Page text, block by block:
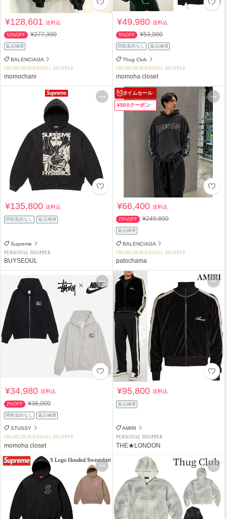
¥128,601送料込
53%OFF ¥277,300
返品補償
BALENCIAGA
PREMIUM PERSONAL SHOPPER
momochani
¥49,980送料込
5%OFF ¥53,000
関税負担なし 返品補償
Thug Club
PREMIUM PERSONAL SHOPPER
momoha closet
¥135,800送料込
関税負担なし 返品補償
Supreme
PERSONAL SHOPPER
BUYSEOUL
タイムセール
¥500クーポン
¥66,400送料込
73%OFF ¥249,800
返品補償
BALENCIAGA
PREMIUM PERSONAL SHOPPER
patochama
¥34,980送料込
2%OFF ¥36,000
関税負担なし 返品補償
STUSSY
PREMIUM PERSONAL SHOPPER
momoha closet
¥95,800送料込
返品補償
AMIRI
PERSONAL SHOPPER
THE★LONDON